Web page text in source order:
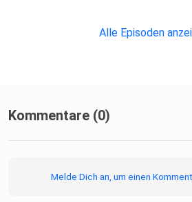
Alle Episoden
Kommentare (0)
Melde Dich an, um einen